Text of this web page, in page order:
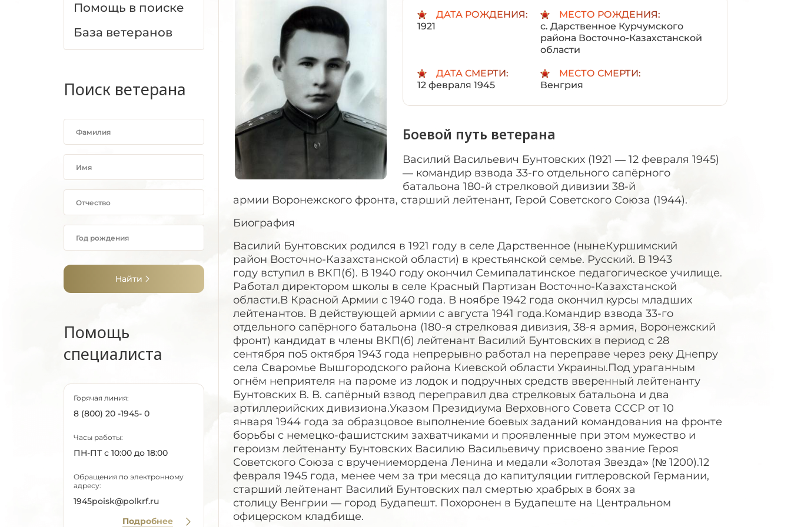
Помощь в поиске
База ветеранов
Поиск ветерана
Найти
Помощь
специалиста
Горячая линия:
8 (800) 20 -1945- 0
Часы работы:
ПН-ПТ с 10:00 до 18:00
Обращения по электронному
адресу:
1945poisk@polkrf.ru
Подробнее
ДАТА РОЖДЕНИЯ:
1921
МЕСТО РОЖДЕНИЯ:
с. Дарственное Курчумского
района Восточно-Казахстанской
области
ДАТА СМЕРТИ:
12 февраля 1945
МЕСТО СМЕРТИ:
Венгрия
Боевой путь ветерана
Василий Васильевич Бунтовских (1921 — 12 февраля 1945)
— командир взвода 33-го отдельного сапёрного
батальона 180-й стрелковой дивизии 38-й
армии Воронежского фронта, старший лейтенант, Герой Советского Союза (1944).
Биография
Василий Бунтовских родился в 1921 году в селе Дарственное (нынеКуршимский
район Восточно-Казахстанской области) в крестьянской семье. Русский. В 1943
году вступил в ВКП(б). В 1940 году окончил Семипалатинское педагогическое училище.
Работал директором школы в селе Красный Партизан Восточно-Казахстанской
области.В Красной Армии с 1940 года. В ноябре 1942 года окончил курсы младших
лейтенантов. В действующей армии с августа 1941 года.Командир взвода 33-го
отдельного сапёрного батальона (180-я стрелковая дивизия, 38-я армия, Воронежский
фронт) кандидат в члены ВКП(б) лейтенант Василий Бунтовских в период с 28
сентября по5 октября 1943 года непрерывно работал на переправе через реку Днепру
села Сваромье Вышгородского района Киевской области Украины.Под ураганным
огнём неприятеля на пароме из лодок и подручных средств вверенный лейтенанту
Бунтовских В. В. сапёрный взвод переправил два стрелковых батальона и два
артиллерийских дивизиона.Указом Президиума Верховного Совета СССР от 10
января 1944 года за образцовое выполнение боевых заданий командования на фронте
борьбы с немецко-фашистским захватчиками и проявленные при этом мужество и
героизм лейтенанту Бунтовских Василию Васильевичу присвоено звание Героя
Советского Союза с вручениемордена Ленина и медали «Золотая Звезда» (№ 1200).12
февраля 1945 года, менее чем за три месяца до капитуляции гитлеровской Германии,
старший лейтенант Василий Бунтовских пал смертью храбрых в боях за
столицу Венгрии — город Будапешт. Похоронен в Будапеште на Центральном
офицерском кладбище.